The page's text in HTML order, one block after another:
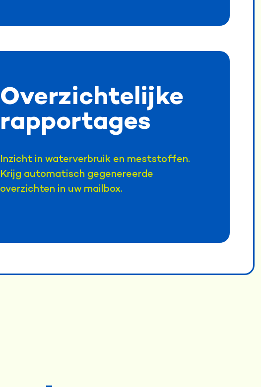
Overzichtelijke
rapportages
Inzicht in waterverbruik en meststoffen.
Krijg automatisch gegenereerde
overzichten in uw mailbox.